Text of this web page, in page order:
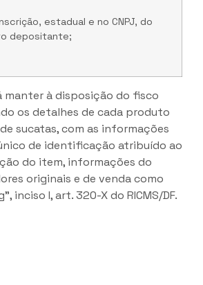
estadual e no CNPJ, do
depositante;
manter à disposição do fisco
os detalhes de cada produto
sucatas, com as informações
de identificação atribuído ao
do item, informações do
originais e de venda como
inciso I, art. 320-X do RICMS/DF.